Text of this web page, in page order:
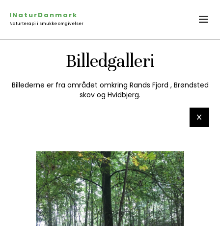
INaturDanmark
Naturterapi i smukke omgivelser
Billedgalleri
Billederne er fra området omkring Rands Fjord , Brøndsted
skov og Hvidbjerg.
x